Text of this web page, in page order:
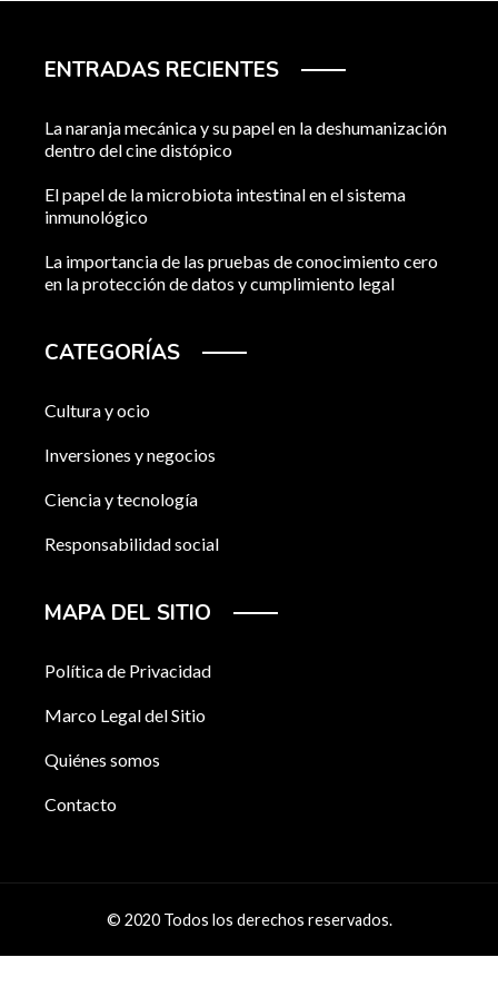
ENTRADAS RECIENTES
La naranja mecánica y su papel en la deshumanización
dentro del cine distópico
El papel de la microbiota intestinal en el sistema
inmunológico
La importancia de las pruebas de conocimiento cero
en la protección de datos y cumplimiento legal
CATEGORÍAS
Cultura y ocio
Inversiones y negocios
Ciencia y tecnología
Responsabilidad social
MAPA DEL SITIO
Política de Privacidad
Marco Legal del Sitio
Quiénes somos
Contacto
© 2020 Todos los derechos reservados.